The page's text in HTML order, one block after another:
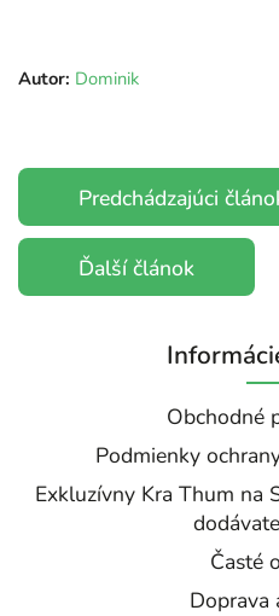
Autor: Dominik
Predchádzajúci
Ďalší článok
Obchodné
Podmienky
Exkluzívny Kra Thum na
Časté
Doprava